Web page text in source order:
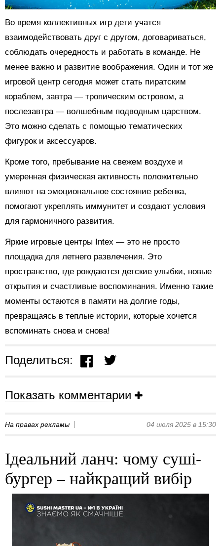
Во время коллективных игр дети учатся
взаимодействовать друг с другом, договариваться,
соблюдать очередность и работать в команде. Не
менее важно и развитие воображения. Один и тот же
игровой центр сегодня может стать пиратским
кораблем, завтра — тропическим островом, а
послезавтра — волшебным подводным царством.
Это можно сделать с помощью тематических
фигурок и аксессуаров.
Кроме того, пребывание на свежем воздухе и
умеренная физическая активность положительно
влияют на эмоциональное состояние ребенка,
помогают укреплять иммунитет и создают условия
для гармоничного развития.
Яркие игровые центры Intex — это не просто
площадка для летнего развлечения. Это
пространство, где рождаются детские улыбки, новые
открытия и счастливые воспоминания. Именно такие
моменты остаются в памяти на долгие годы,
превращаясь в теплые истории, которые хочется
вспоминать снова и снова!
Поделиться:
Показать комментарии
На правах рекламы 04 июля 2025 в 15:30
Ідеальний ланч: чому суші-
бургер – найкращий вибір